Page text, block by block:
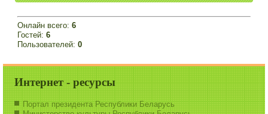
Онлайн всего:6
Гостей:6
Пользователей:0
Интернет - ресурсы
Портал президента Республики Беларусь